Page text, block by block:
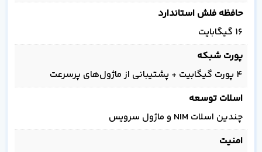
حافظه فلش استاندارد
۱۶ گیگابایت
پورت شبکه
۴ پورت گیگابیت + پشتیبانی از ماژول‌های پرسرعت
اسلات توسعه
چندین اسلات NIM و ماژول سرویس
امنیت